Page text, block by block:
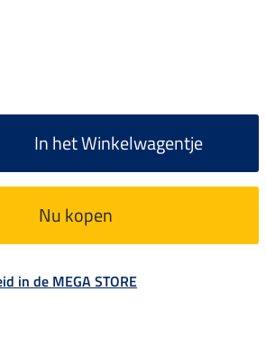
In het Winkelwagentje
Nu kopen
in de MEGA STORE